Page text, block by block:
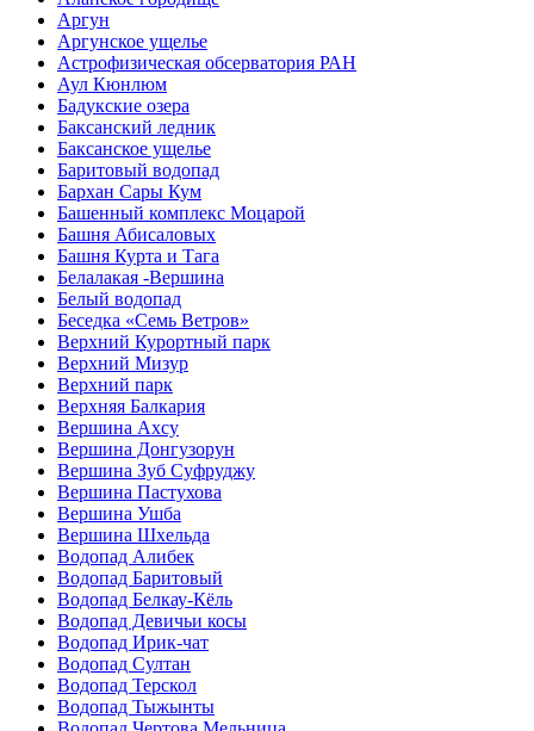
Аргун
Аргунское ущелье
Астрофизическая обсерватория РАН
Аул Кюнлюм
Бадукские озера
Баксанский ледник
Баксанское ущелье
Баритовый водопад
Бархан Сары Кум
Башенный комплекс Моцарой
Башня Абисаловых
Башня Курта и Тага
Белалакая -Вершина
Белый водопад
Беседка «Семь Ветров»
Верхний Курортный парк
Верхний Мизур
Верхний парк
Верхняя Балкария
Вершина Ахсу
Вершина Донгузорун
Вершина Зуб Суфруджу
Вершина Пастухова
Вершина Ушба
Вершина Шхельда
Водопад Алибек
Водопад Баритовый
Водопад Белкау-Кёль
Водопад Девичьи косы
Водопад Ирик-чат
Водопад Султан
Водопад Терскол
Водопад Тыжынты